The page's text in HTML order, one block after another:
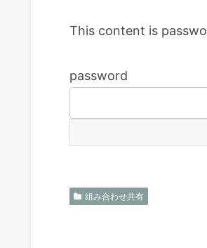
This content is
password
組み合わせ共有